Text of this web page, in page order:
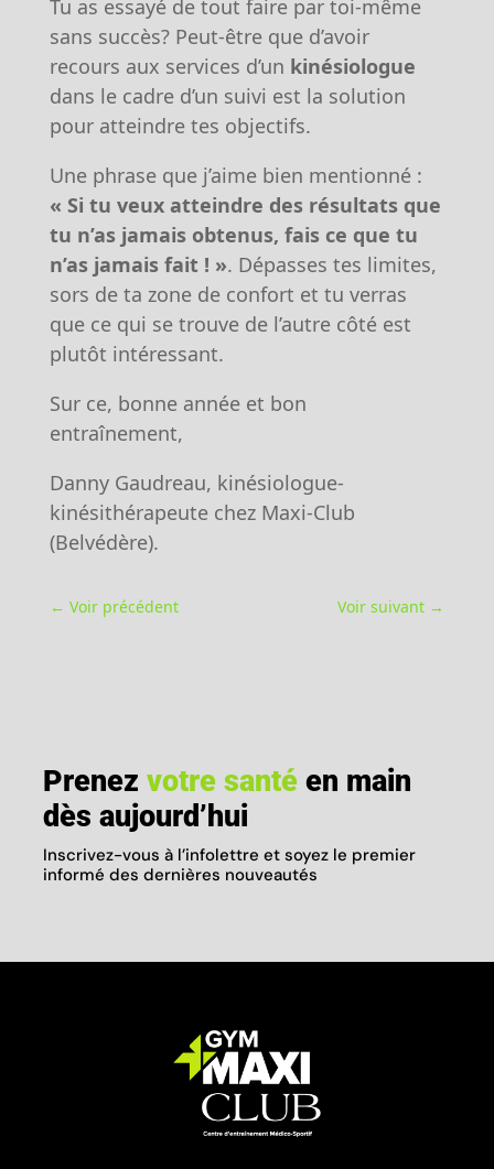
Tu as essayé de tout faire par toi-même
sans succès? Peut-être que d’avoir
recours aux services d’un kinésiologue
dans le cadre d’un suivi est la solution
pour atteindre tes objectifs.
Une phrase que j’aime bien mentionné :
« Si tu veux atteindre des résultats que
tu n’as jamais obtenus, fais ce que tu
n’as jamais fait ! ». Dépasses tes limites,
sors de ta zone de confort et tu verras
que ce qui se trouve de l’autre côté est
plutôt intéressant.
Sur ce, bonne année et bon
entraînement,
Danny Gaudreau, kinésiologue-
kinésithérapeute chez Maxi-Club
(Belvédère).
← Voir précédent Voir suivant →
Prenez votre santé en main
dès aujourd’hui
Inscrivez-vous à l’infolettre et soyez le premier
informé des dernières nouveautés